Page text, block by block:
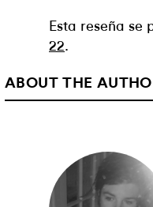
Esta reseña
22.
ABOUT THE